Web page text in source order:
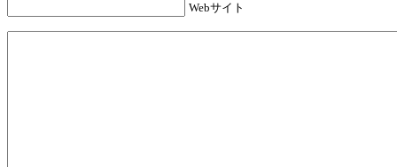
Webサイト